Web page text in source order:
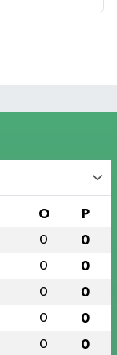
O P
0 0
0 0
0 0
0 0
0 0